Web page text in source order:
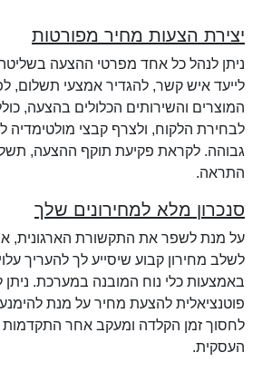
יצירת הצעות מחיר מפורטות
ניתן לנהל כל אחד מפרטי ההצעה בשליטה
לייעד איש קשר, להגדיר אמצעי תשלום,
המוצרים והשירותים הכלולים בהצעה,
לבחירת הלקוח, ולצרף קבצי מולטימדיה
גבוהה. לקראת פקיעת תוקף ההצעה,
התראה.
סנכרון מלא למחירונים שלך
על מנת לשפר את התקשורת הארגונית,
לשלב מחירון קבוע שיסייע לך להעריך
באמצעות כלי נוח המובנה במערכת. ניתן
פוטנציאלית להצעת מחיר על מנת להימנע
לחסוך זמן הקלדה ומעקב אחר התקדמות
העסקית.